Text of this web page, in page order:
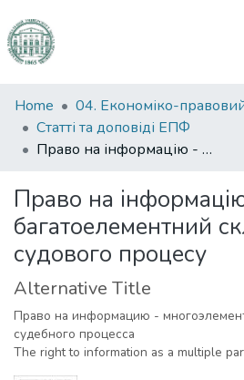
Communities
&
Collections
Statistics
Home
Статті та доповіді ЕПФ
Право на інформацію - багатоелементний складник судового процесу
Право на
багатоелементний
судового процесу
Alternative Title
Право на информацию -
судебного процесса
The right to information as a multiple